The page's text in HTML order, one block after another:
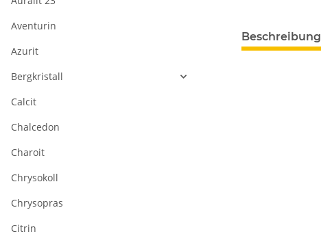
Beschreibung
Aventurin
Azurit
Bergkristall
Calcit
Chalcedon
Charoit
Chrysokoll
Chrysopras
Citrin